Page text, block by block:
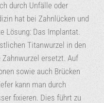
durch Unfälle oder
hat bei Zahnlücken und
Lösung: Das Implantat.
Titanwurzel in den
ersetzt. Auf
sowie auch Brücken
kann man durch
fixieren. Dies führt zu